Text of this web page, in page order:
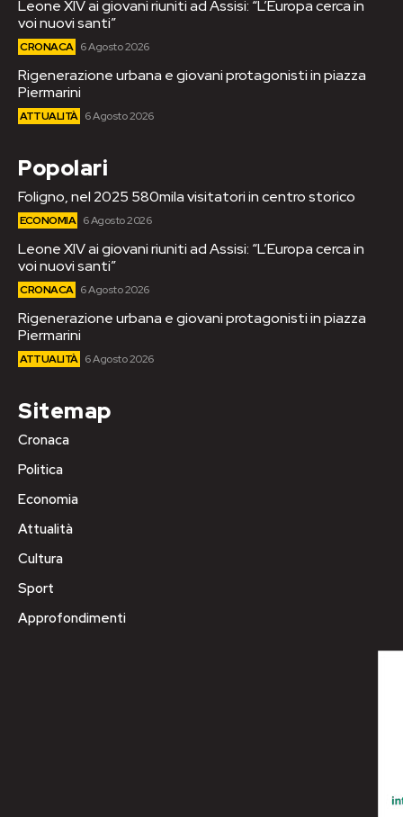
Leone XIV ai giovani riuniti ad Assisi: “L’Europa cerca in
voi nuovi santi”
CRONACA 6 Agosto 2026
Rigenerazione urbana e giovani protagonisti in piazza
Piermarini
ATTUALITÀ 6 Agosto 2026
Popolari
Foligno, nel 2025 580mila visitatori in centro storico
ECONOMIA 6 Agosto 2026
Leone XIV ai giovani riuniti ad Assisi: “L’Europa cerca in
voi nuovi santi”
CRONACA 6 Agosto 2026
Rigenerazione urbana e giovani protagonisti in piazza
Piermarini
ATTUALITÀ 6 Agosto 2026
Sitemap
Cronaca
Politica
Economia
Attualità
Cultura
Sport
Approfondimenti